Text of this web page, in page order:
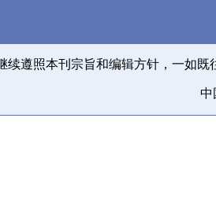
续遵照本刊宗旨和编辑方针，一如既
中